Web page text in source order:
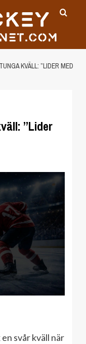
KVÄLL: ”LIDER MED
”Lider
svår kväll när